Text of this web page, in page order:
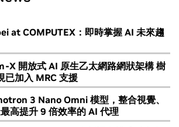
at COMPUTEX：即時掌握 AI 未來趨
X 開放式 AI 原生乙太網路網狀架構 樹
已加入 MRC 支援
3 Nano Omni 模型，整合視覺、
高提升 9 倍效率的 AI 代理